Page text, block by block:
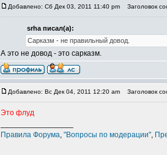
Добавлено: Сб Дек 03, 2011 11:40 pm Заголовок
srha писал(а):
Сарказм - не правильный довод.
А это не довод - это сарказм.
Добавлено: Вс Дек 04, 2011 12:20 am Заголовок
Это флуд
Правила Форума, "Вопросы по модерации",